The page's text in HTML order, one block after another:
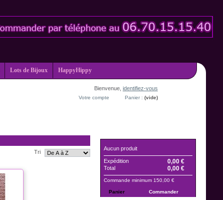
Lots de Bijoux HappyHippy
Bienvenue, identifiez-vous
Panier : (vide)
Votre compte
Tri
Aucun produit
Expédition 0,00 €
Total 0,00 €
Commande minimum 150,00 €
Panier Commander